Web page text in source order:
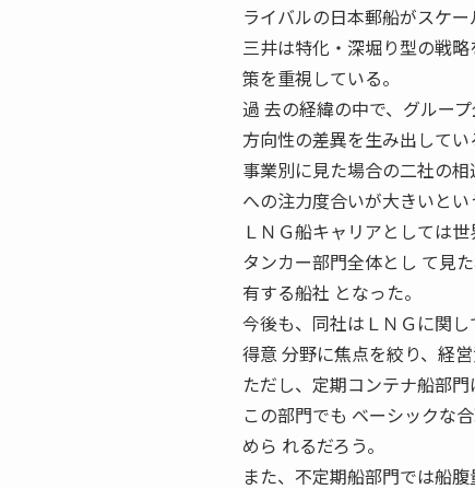
ライバルの日本郵船がスケ
三井は特化・深堀り型の戦
策を重視している。
過 去の経緯の中で、グルー
方向性の差異を生み出してい
事業別に見た場合の二社の
への注力度合いが大きいとい
ＬＮＧ船キャリアとしては世
タンカー部門全体とし て見
有する船社 となった。
今後も、同社はＬＮＧに関
得意 分野に焦点を絞り、経
ただし、定期コンテナ船部
この部門でも ベーシックな
めら れるだろう。
また、不定期船部門では船